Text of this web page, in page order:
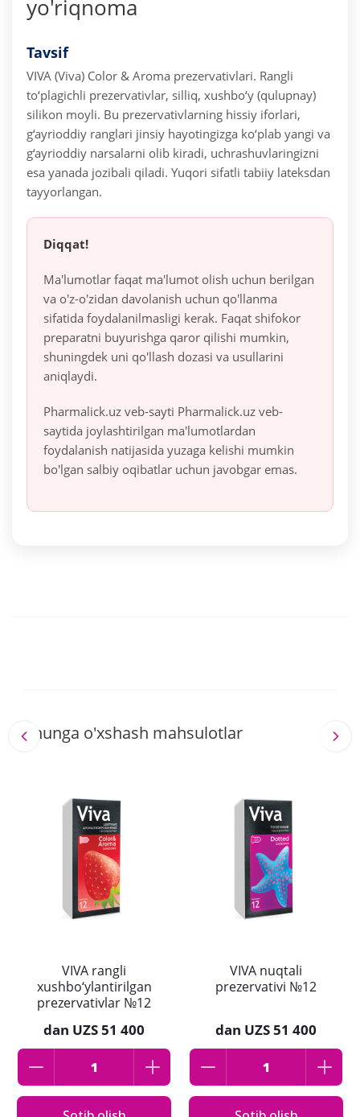
yo'riqnoma
Tavsif
VIVA (Viva) Color & Aroma prezervativlari. Rangli
to‘plagichli prezervativlar, silliq, xushbo‘y (qulupnay)
silikon moyli. Bu prezervativlarning hissiy iforlari,
g‘ayrioddiy ranglari jinsiy hayotingizga ko‘plab yangi va
g‘ayrioddiy narsalarni olib kiradi, uchrashuvlaringizni
esa yanada jozibali qiladi. Yuqori sifatli tabiiy lateksdan
tayyorlangan.
Diqqat!
Ma'lumotlar faqat ma'lumot olish uchun berilgan
va o'z-o'zidan davolanish uchun qo'llanma
sifatida foydalanilmasligi kerak. Faqat shifokor
preparatni buyurishga qaror qilishi mumkin,
shuningdek uni qo'llash dozasi va usullarini
aniqlaydi.
Pharmalick.uz veb-sayti Pharmalick.uz veb-
saytida joylashtirilgan ma'lumotlardan
foydalanish natijasida yuzaga kelishi mumkin
bo'lgan salbiy oqibatlar uchun javobgar emas.
Shunga o'xshash mahsulotlar
VIVA rangli
xushbo‘ylantirilgan
prezervativlar №12
dan UZS 51 400
VIVA nuqtali
prezervativi №12
dan UZS 51 400